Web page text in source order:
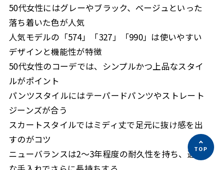
50代女性にはグレーやブラック、ベージュといった
落ち着いた色が人気
人気モデルの「574」「327」「990」は使いやすい
デザインと機能性が特徴
50代女性のコーデでは、シンプルかつ上品なスタイ
ルがポイント
パンツスタイルにはテーパードパンツやストレート
ジーンズが合う
スカートスタイルではミディ丈で足元に抜け感を出
すのがコツ
ニューバランスは2〜3年程度の耐久性を持ち、適切